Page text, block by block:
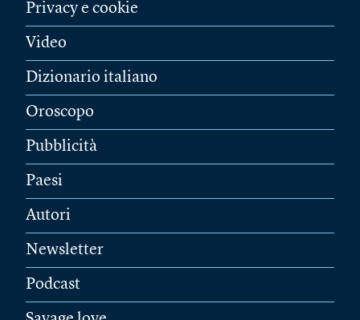
Privacy e cookie
Video
Dizionario italiano
Oroscopo
Pubblicità
Paesi
Autori
Newsletter
Podcast